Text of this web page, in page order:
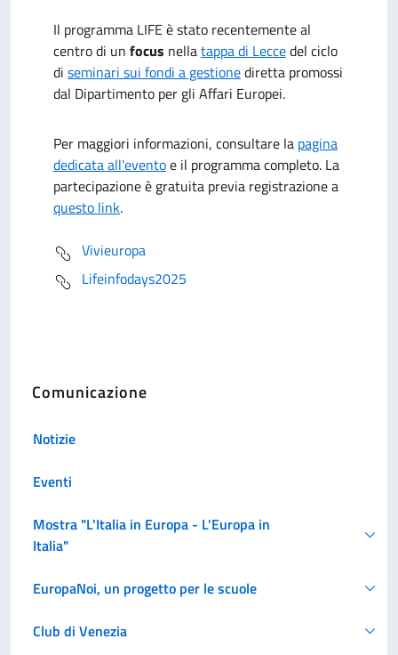
Il programma LIFE è stato recentemente al
centro di un focus nellatappa di Leccedel ciclo
di seminari sui fondi a gestionediretta promossi
dal Dipartimento per gli Affari Europei.
Per maggiori informazioni, consultare la pagina
dedicata all'eventoe il programma completo. La
partecipazione è gratuita previa registrazionea
questo link.
Vivieuropa
Lifeinfodays2025
Comunicazione
Notizie
Eventi
Mostra "L'Italia in Europa - L'Europa in
Italia"
EuropaNoi, un progetto per le scuole
Club di Venezia